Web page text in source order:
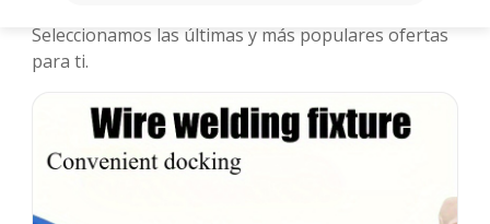
Seleccionamos las últimas y más populares ofertas
para ti.